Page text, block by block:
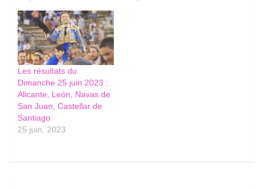
Les résultats du
Dimanche 25 juin 2023 :
Alicante, León, Navas de
San Juan, Castellar de
Santiago
25 juin, 2023